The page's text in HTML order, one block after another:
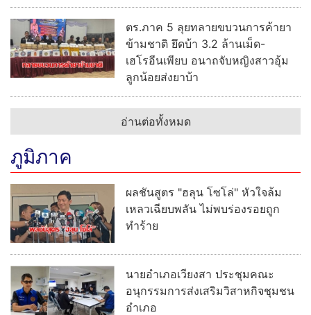
ตร.ภาค 5 ลุยทลายขบวนการค้ายา
ข้ามชาติ ยึดบ้า 3.2 ล้านเม็ด-
เฮโรอีนเพียบ อนาถจับหญิงสาวอุ้ม
ลูกน้อยส่งยาบ้า
อ่านต่อทั้งหมด
ภูมิภาค
ผลชันสูตร "ฮลุน โซโล่" หัวใจล้ม
เหลวเฉียบพลัน ไม่พบร่องรอยถูก
ทำร้าย
นายอำเภอเวียงสา ประชุมคณะ
อนุกรรมการส่งเสริมวิสาหกิจชุมชน
อำเภอ